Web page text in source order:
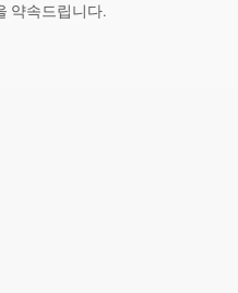
약속드립니다.